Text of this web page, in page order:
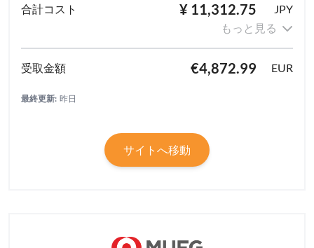
¥ 11,312.75
JPY
もっと見る
€4,872.99 EUR
最終更新: 昨日
サイトへ移動